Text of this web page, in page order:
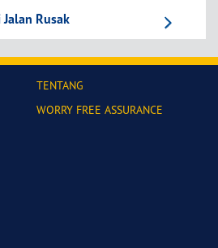
Rusak
TENTANG
WORRY FREE ASSURANCE